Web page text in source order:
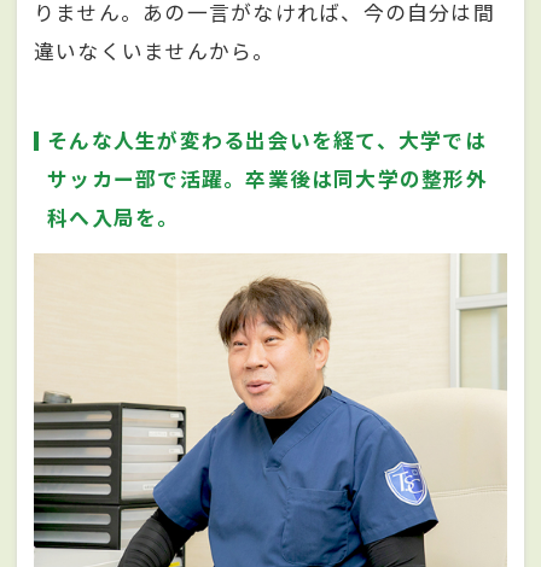
りません。あの一言がなければ、今の自分は間
違いなくいませんから。
そんな人生が変わる出会いを経て、大学では
サッカー部で活躍。卒業後は同大学の整形外
科へ入局を。